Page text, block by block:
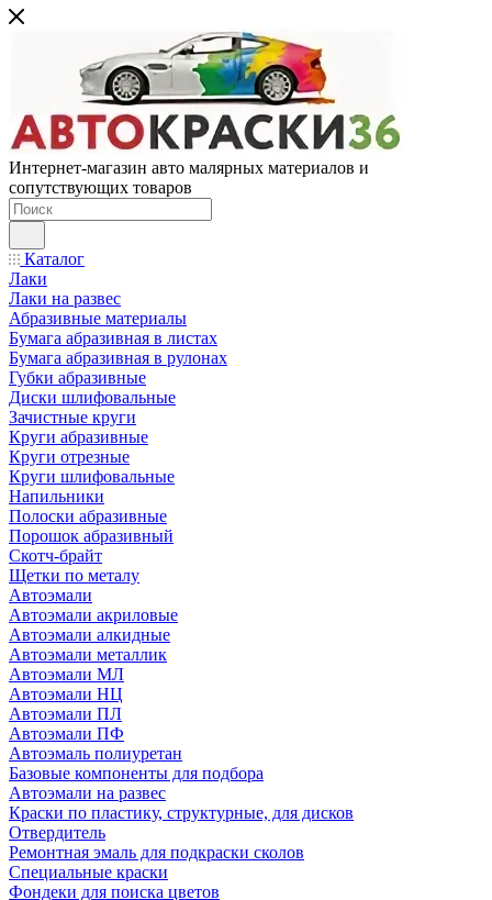
Интернет-магазин авто малярных материалов и
сопутствующих товаров
Каталог
Лаки
Лаки на развес
Абразивные материалы
Бумага абразивная в листах
Бумага абразивная в рулонах
Губки абразивные
Диски шлифовальные
Зачистные круги
Круги абразивные
Круги отрезные
Круги шлифовальные
Напильники
Полоски абразивные
Порошок абразивный
Скотч-брайт
Щетки по металу
Автоэмали
Автоэмали акриловые
Автоэмали алкидные
Автоэмали металлик
Автоэмали МЛ
Автоэмали НЦ
Автоэмали ПЛ
Автоэмали ПФ
Автоэмаль полиуретан
Базовые компоненты для подбора
Автоэмали на развес
Краски по пластику, структурные, для дисков
Отвердитель
Ремонтная эмаль для подкраски сколов
Специальные краски
Фондеки для поиска цветов